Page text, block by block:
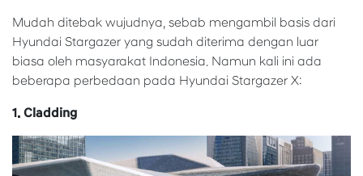
Mudah ditebak wujudnya, sebab mengambil basis dari
Hyundai Stargazer yang sudah diterima dengan luar
biasa oleh masyarakat Indonesia. Namun kali ini ada
beberapa perbedaan pada Hyundai Stargazer X:
1. Cladding